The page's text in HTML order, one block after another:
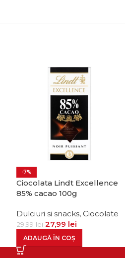
-7%
Ciocolata Lindt Excellence
85% cacao 100g
Dulciuri si snacks, Ciocolate
29,99lei 27,99 lei
ADAUGĂ ÎN COȘ